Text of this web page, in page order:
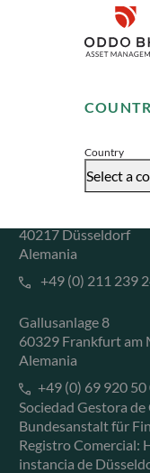
Country
Select a
Disclaimer
Accept
ODDO BHF
40217 Düsseldorf
Alemania
+49 (0) 211 239
Gallusanlage 8
60329 Frankfurt am
Alemania
+49 (0) 69 920 50
Sociedad Gestora
Bundesanstalt für
Registro Comercial:
instancia de